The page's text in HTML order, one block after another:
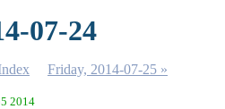
07-24
Friday, 2014-07-25 »
2014